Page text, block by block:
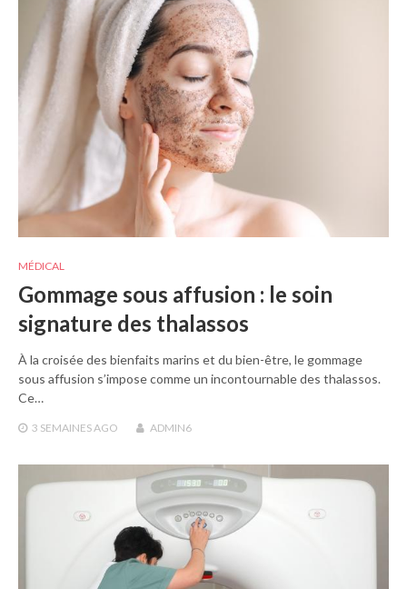
MÉDICAL
Gommage sous affusion : le soin
signature des thalassos
À la croisée des bienfaits marins et du bien-être, le gommage
sous affusion s’impose comme un incontournable des thalassos.
Ce…
3 SEMAINESAGO ADMIN6